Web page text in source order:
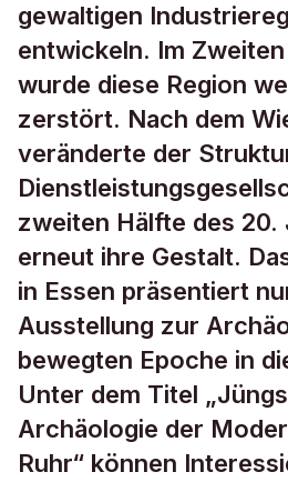
gewaltigen
entwickeln. Im
wurde diese Region
zerstört. Nach dem
veränderte der
zweiten Hälfte des 20.
erneut ihre Gestalt.
in Essen präsentiert
Ausstellung zur
bewegten Epoche in
Unter dem Titel
Archäologie der
Ruhr“ können